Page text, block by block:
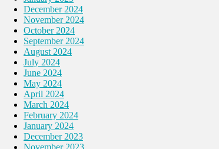
December 2024
November 2024
October 2024
September 2024
August 2024
July 2024
June 2024
May 2024
April 2024
March 2024
February 2024
January 2024
December 2023
November 2023